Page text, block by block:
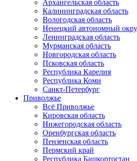
Архангельская область
Калининградская область
Вологодская область
Ненецкий автономный
Ленинградская область
Мурманская область
Новгородская область
Псковская область
Республика Карелия
Республика Коми
Санкт-Петербург
Приволжье
Всё Приволжье
Кировская область
Нижегородская область
Оренбургская область
Пензенская область
Пермский край
Республика Башкортостан